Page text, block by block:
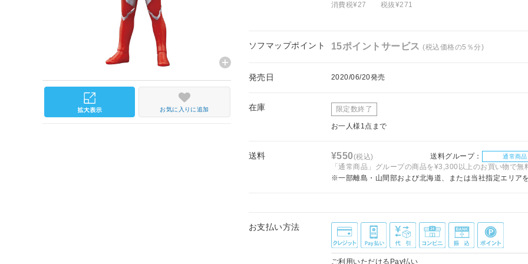
消費税¥27 税抜¥271
ソフマップポイント 15ポイントサービス(税込価格の5％分)
発売日 2020/06/20発売
在庫 限定数終了
お一人様1点まで
送料 ¥550(税込) 送料グループ： 通常商品
「通常商品」グループの商品を¥3,300以上のお買い物で無
※一部離島・山間部および北海道、または当社指定エリア
お支払い方法
ご利用いただけるPay払い
お気に入りに追加